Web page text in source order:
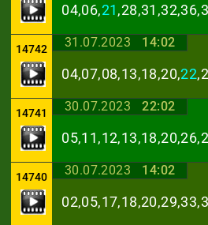
04,06,21
14742 31.07.2023 14:02
04,07,08,13,18,20,22
14741 30.07.2023 22:02
14740 30.07.2023 14:02